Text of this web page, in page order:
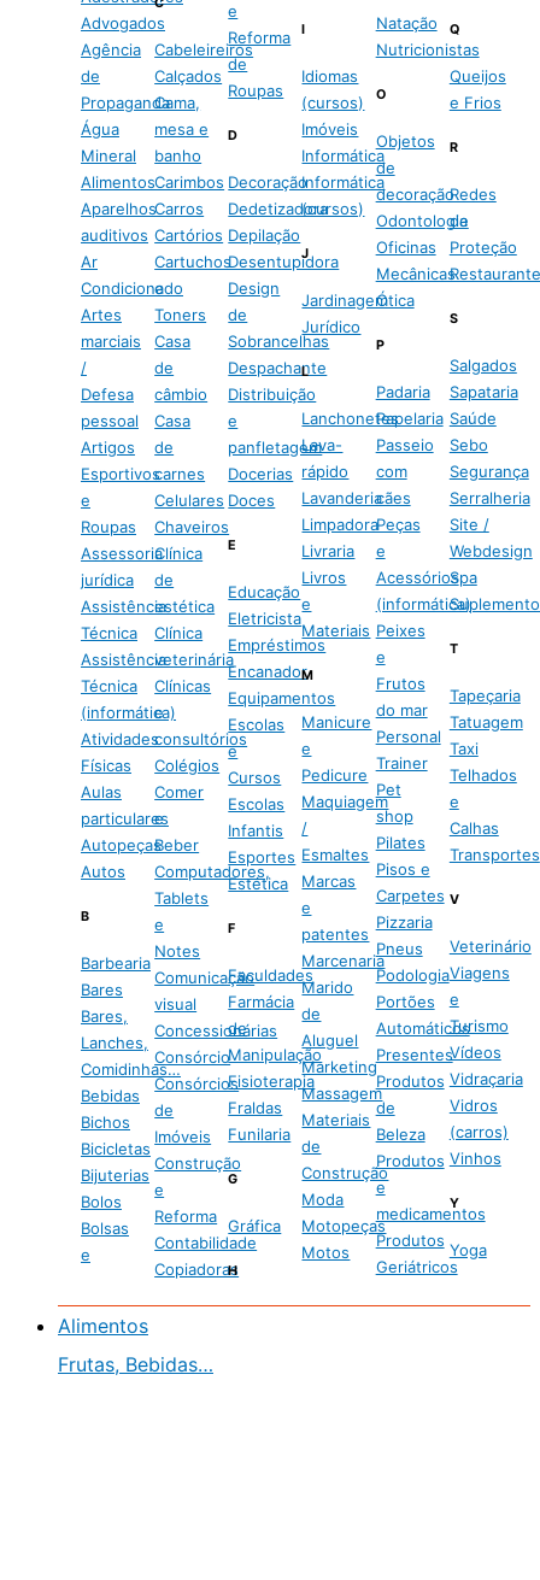
Advogados
Agência
de
Propaganda
Água
Mineral
Alimentos
Aparelhos
auditivos
Ar
Condicionado
Artes
marciais
/
Defesa
pessoal
Artigos
Esportivos
e
Roupas
Assessoria
jurídica
Assistência
Técnica
Assistência
Técnica
(informática)
Atividades
Físicas
Aulas
particulares
Autopeças
Autos
B
Barbearia
Bares
Bares,
Lanches,
Comidinhas…
Bebidas
Bichos
Bicicletas
Bijuterias
Bolos
Bolsas
e
Cabeleireiros
Calçados
Cama,
mesa e
banho
Carimbos
Carros
Cartórios
Cartuchos
e
Toners
Casa
de
câmbio
Casa
de
carnes
Celulares
Chaveiros
Clínica
de
estética
Clínica
veterinária
Clínicas
e
consultórios
Colégios
Comer
e
Beber
Computadores,
Tablets
e
Notes
Comunicação
visual
Concessionárias
Consórcio
Consórcios
de
Imóveis
Construção
e
Reforma
Contabilidade
Copiadoras
e
Reforma
de
Roupas
D
Decoração
Dedetizadora
Depilação
Desentupidora
Design
de
Sobrancelhas
Despachante
Distribuição
e
panfletagem
Docerias
Doces
E
Educação
Eletricista
Empréstimos
Encanador
Equipamentos
Escolas
e
Cursos
Escolas
Infantis
Esportes
Estética
F
Faculdades
Farmácia
de
Manipulação
Fisioterapia
Fraldas
Funilaria
G
Gráfica
H
I
Idiomas
(cursos)
Imóveis
Informática
Informática
(cursos)
J
Jardinagem
Jurídico
L
Lanchonetes
Lava-
rápido
Lavanderia
Limpadora
Livraria
Livros
e
Materiais
M
Manicure
e
Pedicure
Maquiagem
/
Esmaltes
Marcas
e
patentes
Marcenaria
Marido
de
Aluguel
Marketing
Massagem
Materiais
de
Construção
Moda
Motopeças
Motos
Natação
Nutricionistas
O
Objetos
de
decoração
Odontologia
Oficinas
Mecânicas
Ótica
P
Padaria
Papelaria
Passeio
com
cães
Peças
e
Acessórios
(informática)
Peixes
e
Frutos
do mar
Personal
Trainer
Pet
shop
Pilates
Pisos e
Carpetes
Pizzaria
Pneus
Podologia
Portões
Automáticos
Presentes
Produtos
de
Beleza
Produtos
e
medicamentos
Produtos
Geriátricos
Q
Queijos
e Frios
R
Redes
de
Proteção
S
Salgados
Sapataria
Saúde
Sebo
Segurança
Serralheria
Site /
Webdesign
Spa
T
Tapeçaria
Tatuagem
Taxi
Telhados
e
Calhas
Transportes
V
Veterinário
Viagens
e
Turismo
Vídeos
Vidraçaria
Vidros
(carros)
Vinhos
Y
Yoga
Alimentos
Frutas, Bebidas…